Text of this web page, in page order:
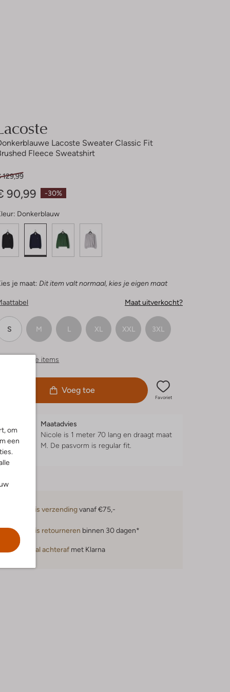
om
een
Lacoste Sweater Classic Fit
Fleece Sweatshirt
-30%
129,99
90,99
Donkerblauw
je maat: Dit item valt normaal, kies je eigen maat
Maat uitverkocht?
S M L XL XXL 3XL
items
Voeg toe
Favoriet
Maatadvies
Nicole is 1 meter 70 lang en draagt maat
M. De pasvorm is regular fit.
Gratis verzendingvanaf €75,-
Gratis retourneren binnen 30 dagen*
Betaal achteraf met Klarna